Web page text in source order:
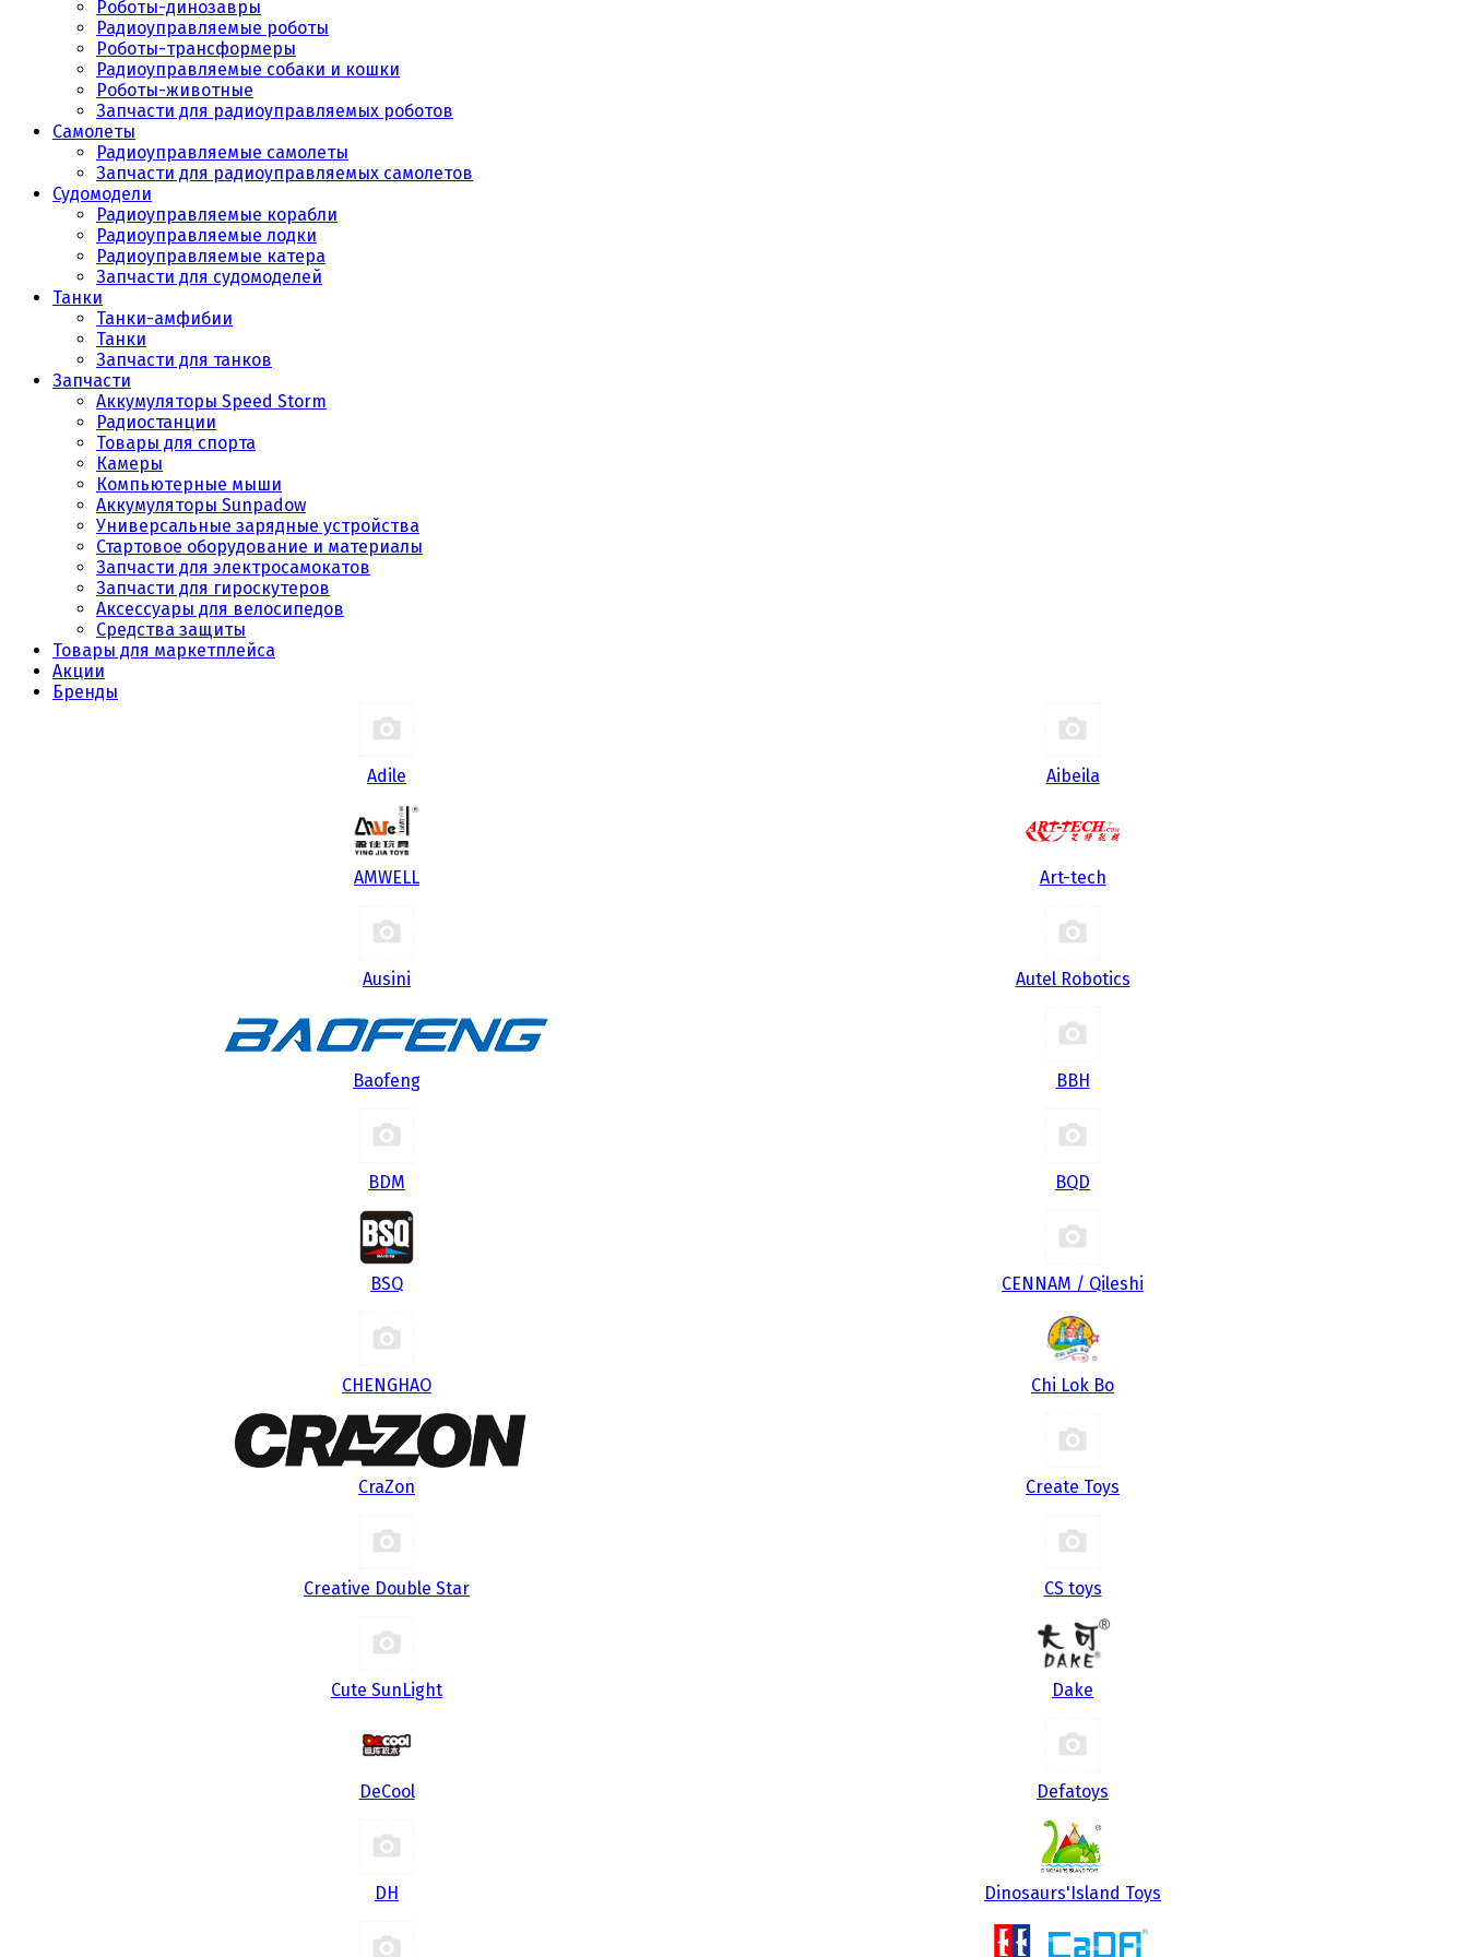
Роботы-динозавры
Радиоуправляемые роботы
Роботы-трансформеры
Радиоуправляемые собаки и кошки
Роботы-животные
Запчасти для радиоуправляемых роботов
Самолеты
Радиоуправляемые самолеты
Запчасти для радиоуправляемых самолетов
Судомодели
Радиоуправляемые корабли
Радиоуправляемые лодки
Радиоуправляемые катера
Запчасти для судомоделей
Танки
Танки-амфибии
Танки
Запчасти для танков
Запчасти
Аккумуляторы Speed Storm
Радиостанции
Товары для спорта
Камеры
Компьютерные мыши
Аккумуляторы Sunpadow
Универсальные зарядные устройства
Стартовое оборудование и материалы
Запчасти для электросамокатов
Запчасти для гироскутеров
Аксессуары для велосипедов
Средства защиты
Товары для маркетплейса
Акции
Бренды
Adile Aibeila
AMWELL Art-tech
Ausini Autel Robotics
Baofeng BBH
BDM BQD
BSQ CENNAM / Qileshi
CHENGHAO Chi Lok Bo
CraZon Create Toys
Creative Double Star CS toys
Cute SunLight Dake
DeCool Defatoys
DH Dinosaurs'Island Toys